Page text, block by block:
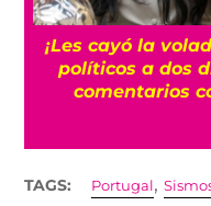
¡Les cayó la
políticos a dos
comentarios
TAGS: Portugal,